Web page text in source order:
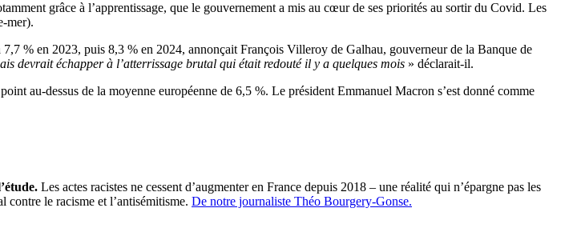
grâce à l’apprentissage, que le gouvernement a mis au cœur de ses priorités au sortir du Covid. Les
mer).
% en 2023, puis 8,3 % en 2024, annonçait François Villeroy de Galhau, gouverneur de la Banque de
devrait échapper à l’atterrissage brutal qui était redouté il y a quelques mois » déclarait-il.
au-dessus de la moyenne européenne de 6,5 %. Le président Emmanuel Macron s’est donné comme
Les actes racistes ne cessent d’augmenter en France depuis 2018 – une réalité qui n’épargne pas les
contre le racisme et l’antisémitisme. De notre journaliste Théo Bourgery-Gonse.